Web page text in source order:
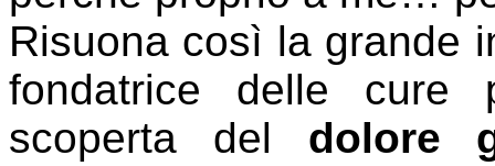
Risuona così la grande
fondatrice delle cure
scoperta del dolore